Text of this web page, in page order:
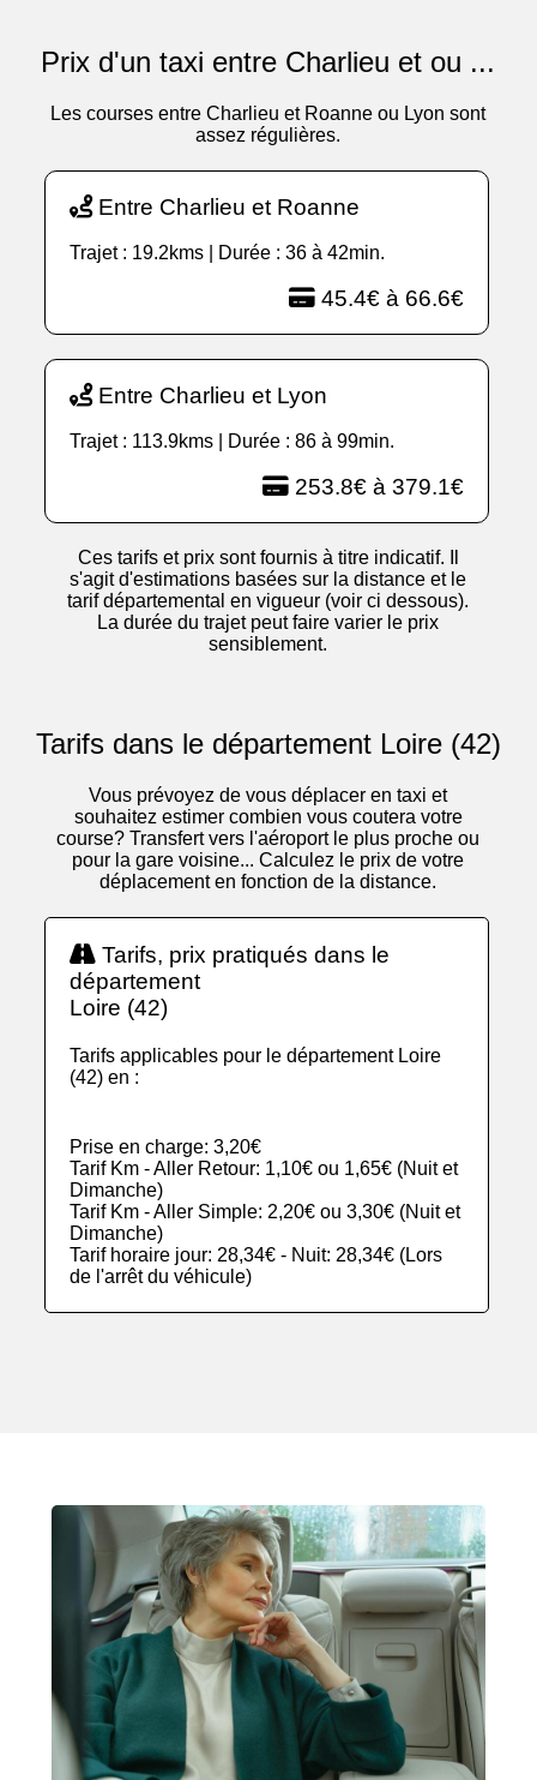
Prix d'un taxi entre Charlieu et ou ...
Les courses entre Charlieu et Roanne ou Lyon sont
assez régulières.
Entre Charlieu et Roanne
Trajet : 19.2kms | Durée : 36 à 42min.
45.4€ à 66.6€
Entre Charlieu et Lyon
Trajet : 113.9kms | Durée : 86 à 99min.
253.8€ à 379.1€
Ces tarifs et prix sont fournis à titre indicatif. Il
s'agit d'estimations basées sur la distance et le
tarif départemental en vigueur (voir ci dessous).
La durée du trajet peut faire varier le prix
sensiblement.
Tarifs dans le département Loire (42)
Vous prévoyez de vous déplacer en taxi et
souhaitez estimer combien vous coutera votre
course? Transfert vers l'aéroport le plus proche ou
pour la gare voisine... Calculez le prix de votre
déplacement en fonction de la distance.
Tarifs, prix pratiqués dans le
département
Loire (42)
Tarifs applicables pour le département Loire
(42) en :
Prise en charge: 3,20€
Tarif Km - Aller Retour: 1,10€ ou 1,65€ (Nuit et
Dimanche)
Tarif Km - Aller Simple: 2,20€ ou 3,30€ (Nuit et
Dimanche)
Tarif horaire jour: 28,34€ - Nuit: 28,34€ (Lors
de l'arrêt du véhicule)